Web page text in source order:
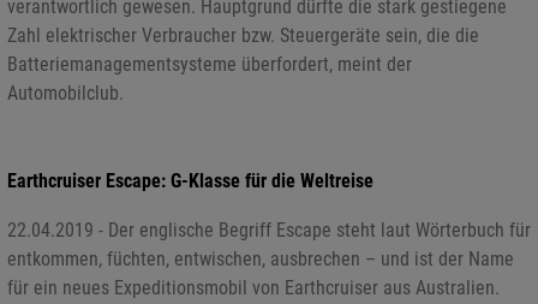
verantwortlich gewesen. Hauptgrund dürfte die stark gestiegene
Zahl elektrischer Verbraucher bzw. Steuergeräte sein, die die
Batteriemanagementsysteme überfordert, meint der
Automobilclub.
Earthcruiser Escape: G-Klasse für die Weltreise
22.04.2019 - Der englische Begriff Escape steht laut Wörterbuch für
entkommen, füchten, entwischen, ausbrechen – und ist der Name
für ein neues Expeditionsmobil von Earthcruiser aus Australien.